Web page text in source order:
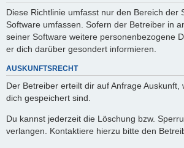
Diese Richtlinie umfasst nur den Bereich der
Software umfassen. Sofern der Betreiber in
seiner Software weitere personenbezogene
er dich darüber gesondert informieren.
AUSKUNFTSRECHT
Der Betreiber erteilt dir auf Anfrage Auskunft,
dich gespeichert sind.
Du kannst jederzeit die Löschung bzw.
verlangen. Kontaktiere hierzu bitte den